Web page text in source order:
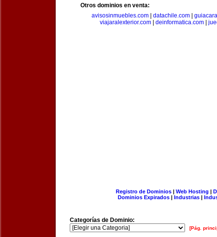
Otros dominios en venta:
avisosinmuebles.com
datachile.com
viajaralexterior.com| deinformatica.com|
Registro de Dominios| Web Hosting |
Dominios Expirados | Industrias |
Categorías de Dominio:
[Pág.